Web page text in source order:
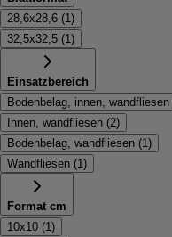
28,6x28,6 (1 )
32,5x32,5 (1 )
Einsatzbereich
Bodenbelag, innen, wandfliesen
Innen, wandfliesen (2)
Bodenbelag, wandfliesen (1 )
Wandfliesen (1 )
Format cm
10x10 (1 )